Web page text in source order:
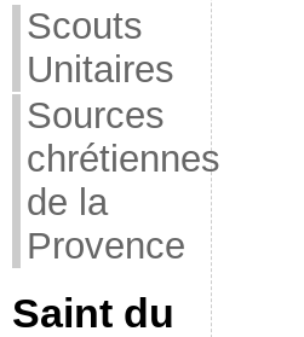
Scouts
Unitaires
Sources
chrétiennes
de la
Provence
Saint du